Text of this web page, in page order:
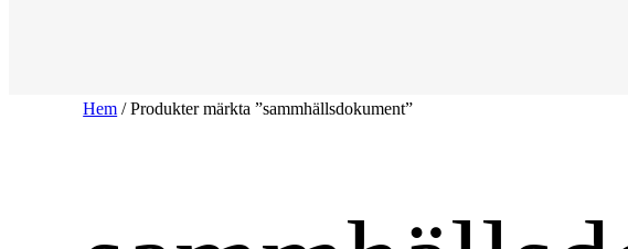
Hem / Produkter märkta ”sammhällsdokument”